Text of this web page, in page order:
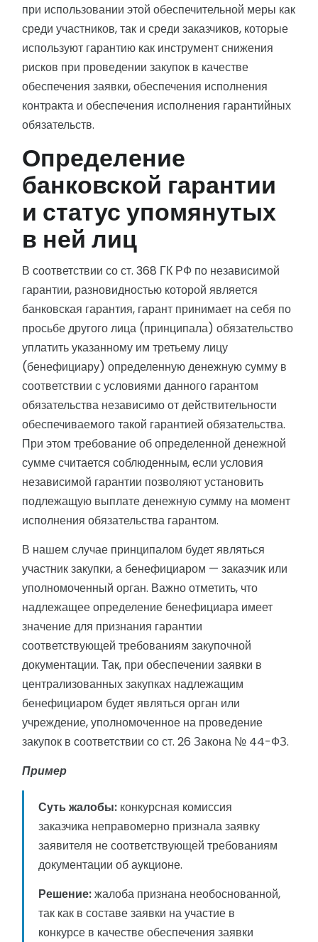
при использовании этой обеспечительной меры как
среди участников, так и среди заказчиков, которые
используют гарантию как инструмент снижения
рисков при проведении закупок в качестве
обеспечения заявки, обеспечения исполнения
контракта и обеспечения исполнения гарантийных
обязательств.
Определение
банковской гарантии
и статус упомянутых
в ней лиц
В соответствии со ст. 368 ГК РФ по независимой
гарантии, разновидностью которой является
банковская гарантия, гарант принимает на себя по
просьбе другого лица (принципала) обязательство
уплатить указанному им третьему лицу
(бенефициару) определенную денежную сумму в
соответствии с условиями данного гарантом
обязательства независимо от действительности
обеспечиваемого такой гарантией обязательства.
При этом требование об определенной денежной
сумме считается соблюденным, если условия
независимой гарантии позволяют установить
подлежащую выплате денежную сумму на момент
исполнения обязательства гарантом.
В нашем случае принципалом будет являться
участник закупки, а бенефициаром — заказчик или
уполномоченный орган. Важно отметить, что
надлежащее определение бенефициара имеет
значение для признания гарантии
соответствующей требованиям закупочной
документации. Так, при обеспечении заявки в
централизованных закупках надлежащим
бенефициаром будет являться орган или
учреждение, уполномоченное на проведение
закупок в соответствии со ст. 26 Закона № 44-ФЗ.
Пример
Суть жалобы: конкурсная комиссия
заказчика неправомерно признала заявку
заявителя не соответствующей требованиям
документации об аукционе.
Решение:жалоба признана необоснованной,
так как в составе заявки на участие в
конкурсе в качестве обеспечения заявки